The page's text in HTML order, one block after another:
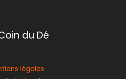
du Dé
légales